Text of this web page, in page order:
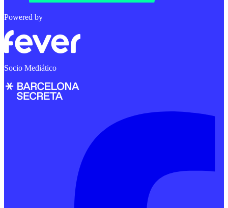
Powered by
Socio Mediático